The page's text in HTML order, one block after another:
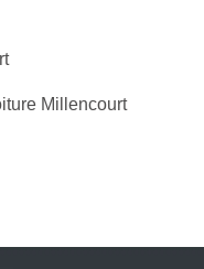
Millencourt